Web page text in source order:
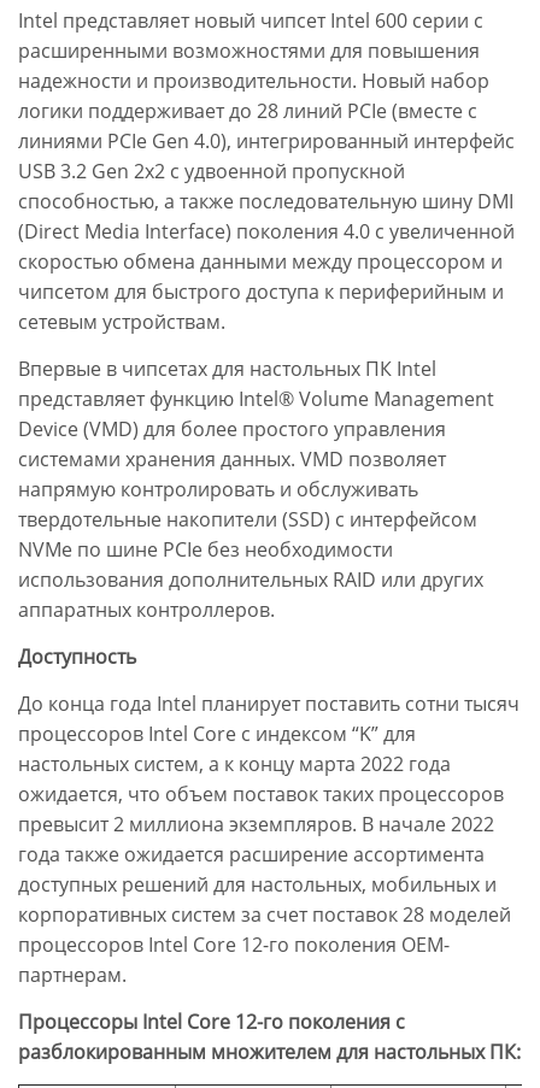
Intel представляет новый чипсет Intel 600 серии с
расширенными возможностями для повышения
надежности и производительности. Новый набор
логики поддерживает до 28 линий PCIe (вместе с
линиями PCIe Gen 4.0), интегрированный интерфейс
USB 3.2 Gen 2x2 с удвоенной пропускной
способностью, а также последовательную шину DMI
(Direct Media Interface) поколения 4.0 с увеличенной
скоростью обмена данными между процессором и
чипсетом для быстрого доступа к периферийным и
сетевым устройствам.
Впервые в чипсетах для настольных ПК Intel
представляет функцию Intel® Volume Management
Device (VMD) для более простого управления
системами хранения данных. VMD позволяет
напрямую контролировать и обслуживать
твердотельные накопители (SSD) с интерфейсом
NVMe по шине PCIe без необходимости
использования дополнительных RAID или других
аппаратных контроллеров.
Доступность
До конца года Intel планирует поставить сотни тысяч
процессоров Intel Core с индексом “K” для
настольных систем, а к концу марта 2022 года
ожидается, что объем поставок таких процессоров
превысит 2 миллиона экземпляров. В начале 2022
года также ожидается расширение ассортимента
доступных решений для настольных, мобильных и
корпоративных систем за счет поставок 28 моделей
процессоров Intel Core 12-го поколения OEM-
партнерам.
Процессоры Intel Core 12-го поколения с
разблокированным множителем для настольных ПК: